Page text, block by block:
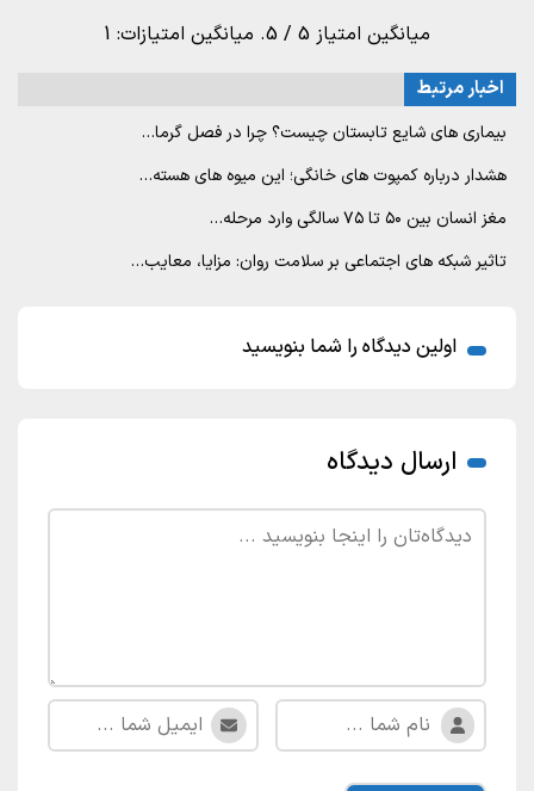
میانگین امتیاز 5 / 5. میانگین امتیازات: 1
اخبار مرتبط
بیماری های شایع تابستان چیست؟ چرا در فصل گرما…
هشدار درباره کمپوت های خانگی؛ این میوه های هسته…
مغز انسان بین ۵۰ تا ۷۵ سالگی وارد مرحله…
تاثیر شبکه های اجتماعی بر سلامت روان: مزایا، معایب…
اولین دیدگاه را شما بنویسید
ارسال دیدگاه